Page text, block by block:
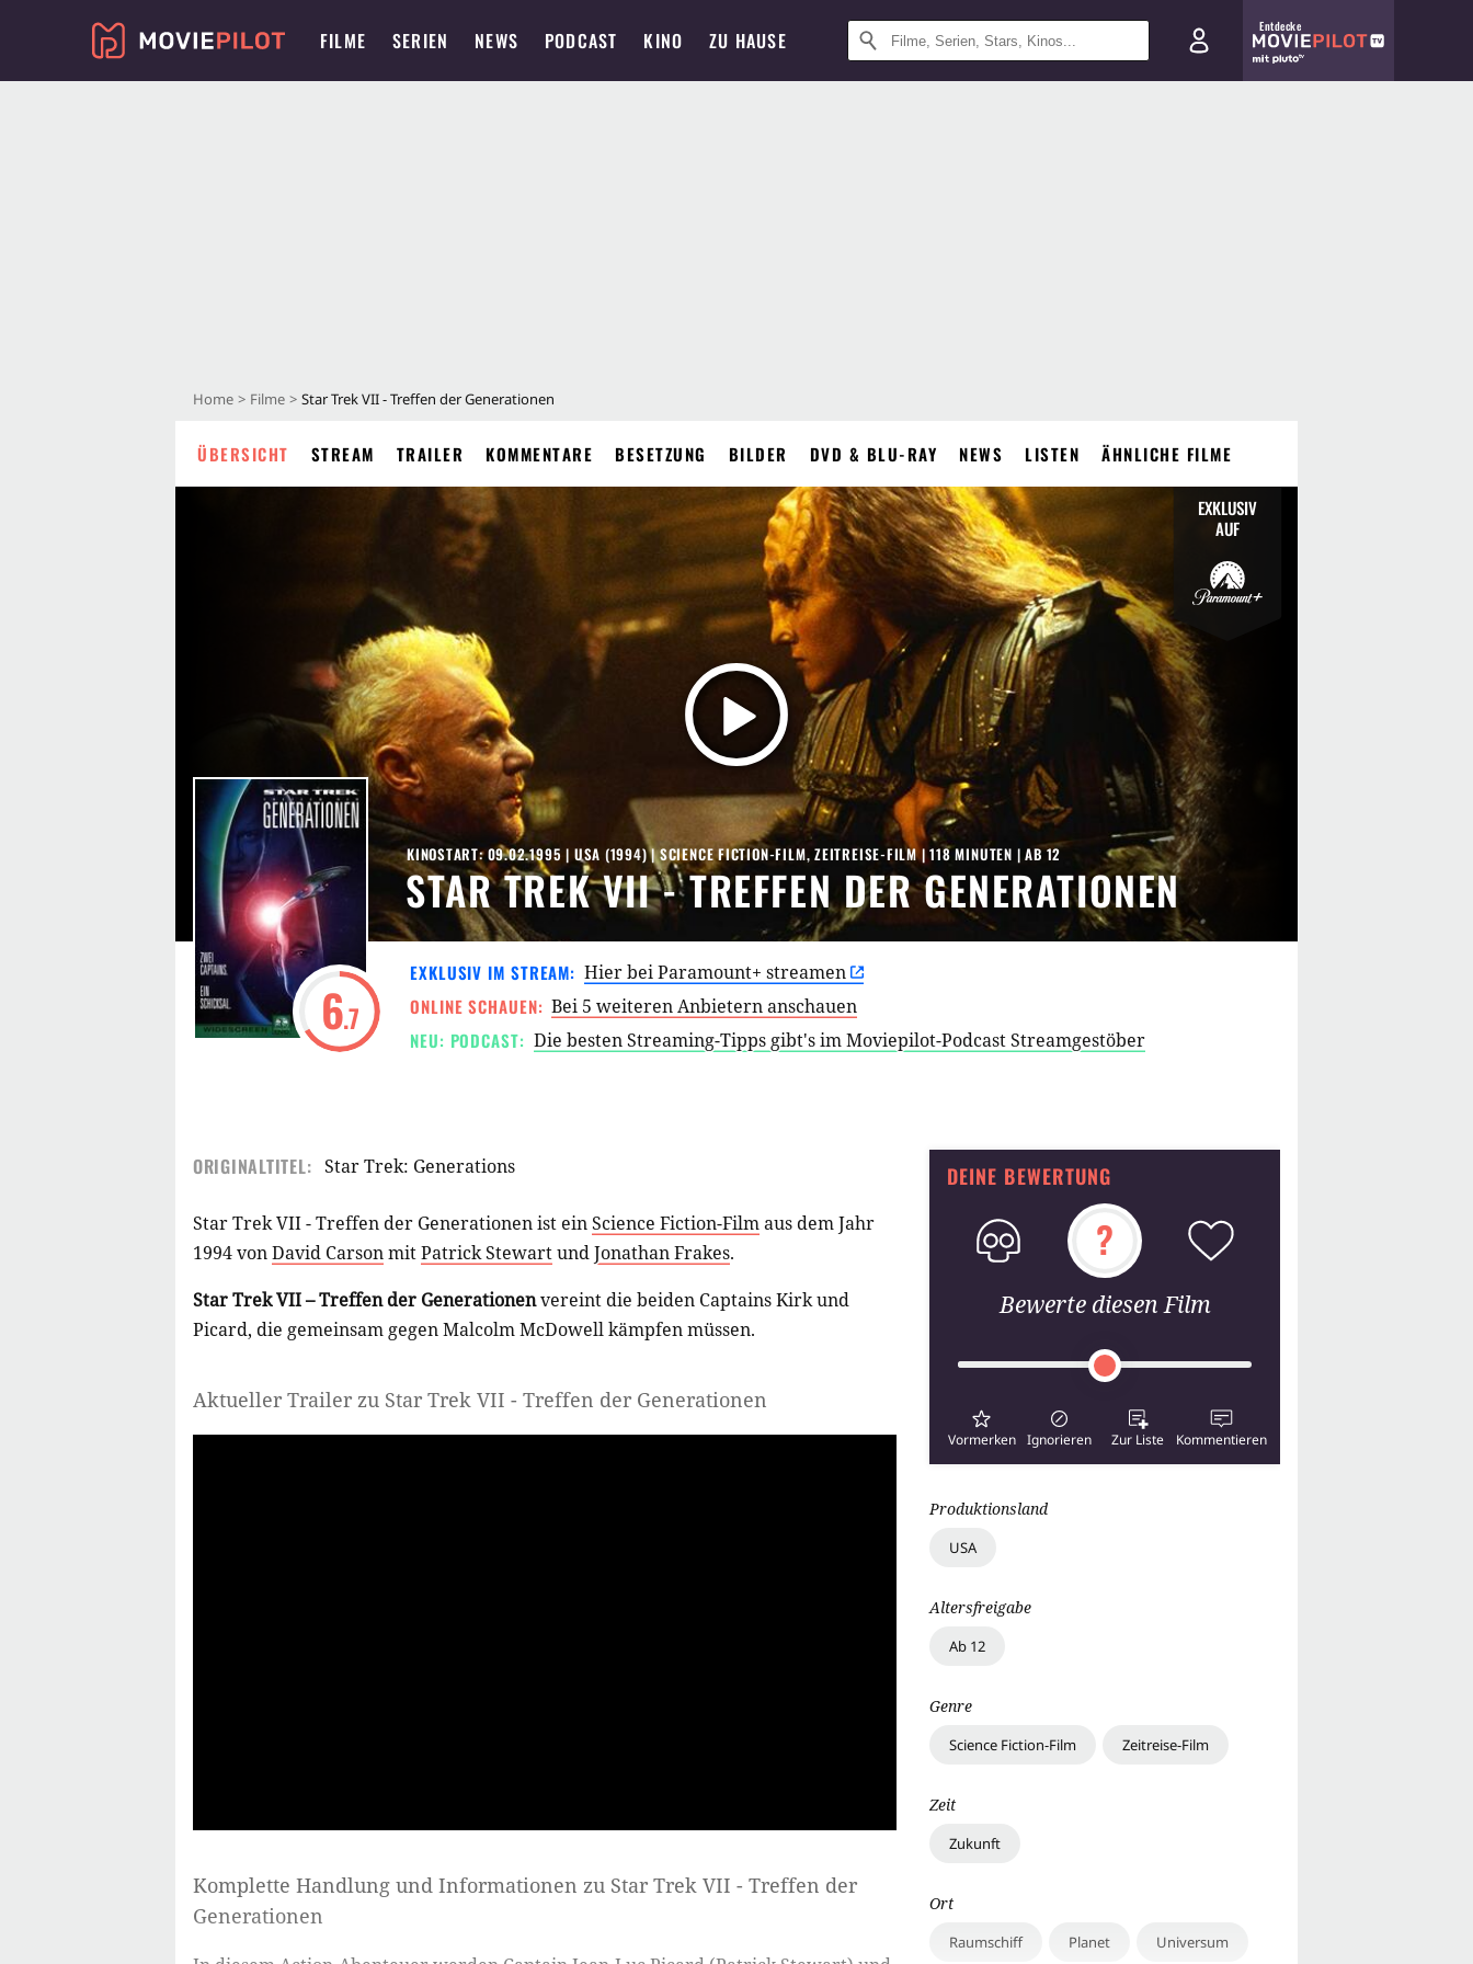
FILME SERIEN NEWS PODCAST KINO ZU HAUSE
Entdecke
Home Filme Star Trek VII - Treffen der Generationen
ÜBERSICHT STREAM TRAILER KOMMENTARE BESETZUNG BILDER DVD & BLU-RAY NEWS LISTEN ÄHNLICHE FILME
EXKLUSIV
AUF
6.7
STAR TREK VII - TREFFEN DER GENERATIONEN
KINOSTART: 09.02.1995 | USA (1994) |SCIENCE FICTION-FILM,ZEITREISE-FILM| 118 MINUTEN |AB 12
EXKLUSIV IM STREAM: Hier bei Paramount+ streamen
ONLINE SCHAUEN: Bei 5 weiteren Anbietern anschauen
NEU: PODCAST: Die besten Streaming-Tipps gibt's im Moviepilot-Podcast Streamgestöber
ORIGINALTITEL: Star Trek: Generations
Star Trek VII - Treffen der Generationen ist einScience Fiction-Filmaus dem Jahr
1994 vonDavid CarsonmitPatrick StewartundJonathan Frakes.
Star Trek VII – Treffen der Generationenvereint die beiden Captains Kirk und
Picard, die gemeinsam gegen Malcolm McDowell kämpfen müssen.
Aktueller Trailer zu Star Trek VII - Treffen der Generationen
Komplette Handlung und Informationen zu Star Trek VII - Treffen der
Generationen
DEINE BEWERTUNG
?
Bewerte diesen Film
Vormerken Ignorieren Zur Liste Kommentieren
Produktionsland
USA
Altersfreigabe
Ab 12
Genre
Science Fiction-Film Zeitreise-Film
Zeit
Zukunft
Ort
Raumschiff Planet Universum